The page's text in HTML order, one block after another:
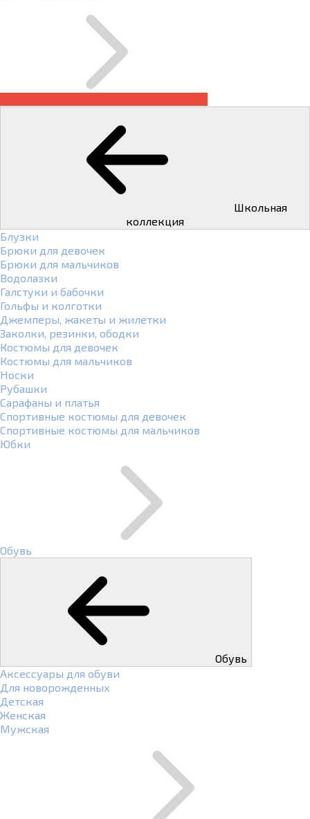
коллекция
Блузки
Брюки для девочек
Брюки для мальчиков
Водолазки
Галстуки и бабочки
Гольфы и колготки
Джемперы, жакеты и жилетки
Заколки, резинки, ободки
Костюмы для девочек
Костюмы для мальчиков
Носки
Рубашки
Сарафаны и платья
Спортивные костюмы для девочек
Спортивные костюмы для мальчиков
Юбки
Обувь
Обувь
Аксессуары для обуви
Для новорожденных
Детская
Женская
Мужская